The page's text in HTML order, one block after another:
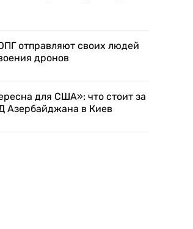
отправляют своих людей
дронов
для США»: что стоит за
Азербайджана в Киев